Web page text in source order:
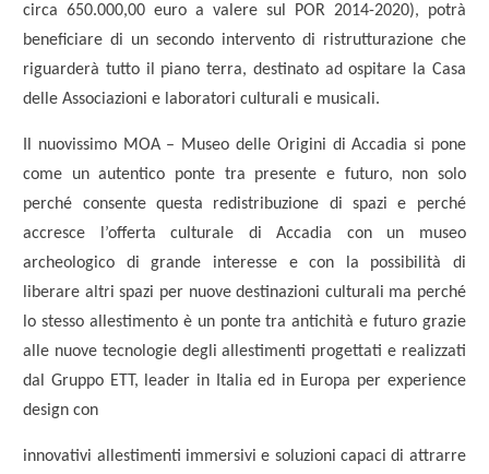
circa 650.000,00 euro a valere sul POR 2014-2020), potrà
beneficiare di un secondo intervento di ristrutturazione che
riguarderà tutto il piano terra, destinato ad ospitare la Casa
delle Associazioni e laboratori culturali e musicali.
Il nuovissimo MOA – Museo delle Origini di Accadia si pone
come un autentico ponte tra presente e futuro, non solo
perché consente questa redistribuzione di spazi e perché
accresce l’offerta culturale di Accadia con un museo
archeologico di grande interesse e con la possibilità di
liberare altri spazi per nuove destinazioni culturali ma perché
lo stesso allestimento è un ponte tra antichità e futuro grazie
alle nuove tecnologie degli allestimenti progettati e realizzati
dal Gruppo ETT, leader in Italia ed in Europa per experience
design con
innovativi allestimenti immersivi e soluzioni capaci di attrarre